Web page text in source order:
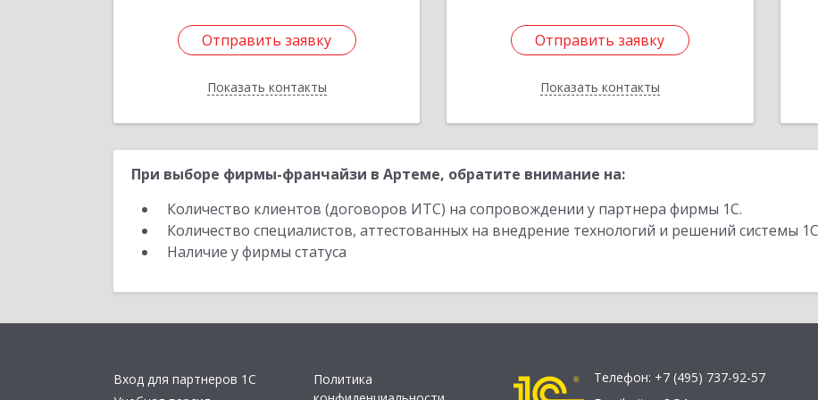
Отправить заявку
Показать контакты
Отправить заявку
Назад
Отправить заявку
Показать контакты
Отправить заявку
Назад
При выборе фирмы-франчайзи в Артеме, обратите внимание на:
Количество клиентов (договоров ИТС) на сопровождении у партнера фирмы 1С.
Количество специалистов, аттестованных на внедрение технологий и решений системы
Наличие у фирмы статуса
Вход для партнеров 1С
Политика
Телефон: +7 (495) 737-92-57